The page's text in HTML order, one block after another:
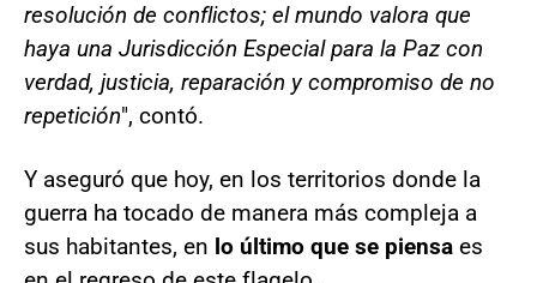
resolución de conflictos; el mundo valora que
haya una Jurisdicción Especial para la Paz con
verdad, justicia, reparación y compromiso de no
repetición", contó.
Y aseguró que hoy, en los territorios donde la
guerra ha tocado de manera más compleja a
sus habitantes, en lo último que se piensa es